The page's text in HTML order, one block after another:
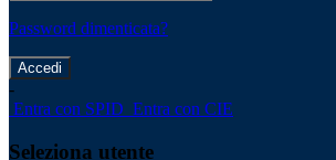
Password dimenticata?
-
Entra con SPID Entra con CIE
Seleziona utente